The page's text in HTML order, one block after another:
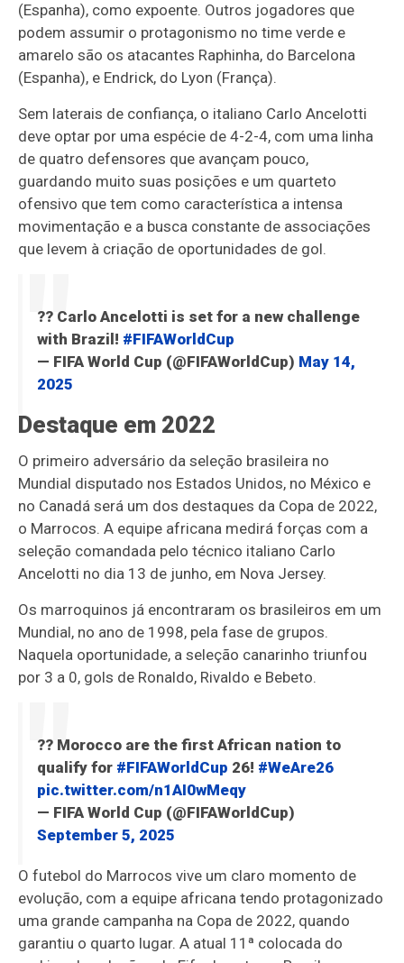
(Espanha), como expoente. Outros jogadores que
podem assumir o protagonismo no time verde e
amarelo são os atacantes Raphinha, do Barcelona
(Espanha), e Endrick, do Lyon (França).
Sem laterais de confiança, o italiano Carlo Ancelotti
deve optar por uma espécie de 4-2-4, com uma linha
de quatro defensores que avançam pouco,
guardando muito suas posições e um quarteto
ofensivo que tem como característica a intensa
movimentação e a busca constante de associações
que levem à criação de oportunidades de gol.
?? Carlo Ancelotti is set for a new challenge
with Brazil! #FIFAWorldCup
— FIFA World Cup (@FIFAWorldCup) May 14,
2025
Destaque em 2022
O primeiro adversário da seleção brasileira no
Mundial disputado nos Estados Unidos, no México e
no Canadá será um dos destaques da Copa de 2022,
o Marrocos. A equipe africana medirá forças com a
seleção comandada pelo técnico italiano Carlo
Ancelotti no dia 13 de junho, em Nova Jersey.
Os marroquinos já encontraram os brasileiros em um
Mundial, no ano de 1998, pela fase de grupos.
Naquela oportunidade, a seleção canarinho triunfou
por 3 a 0, gols de Ronaldo, Rivaldo e Bebeto.
?? Morocco are the first African nation to
qualify for #FIFAWorldCup 26! #WeAre26
pic.twitter.com/n1AI0wMeqy
— FIFA World Cup (@FIFAWorldCup)
September 5, 2025
O futebol do Marrocos vive um claro momento de
evolução, com a equipe africana tendo protagonizado
uma grande campanha na Copa de 2022, quando
garantiu o quarto lugar. A atual 11ª colocada do